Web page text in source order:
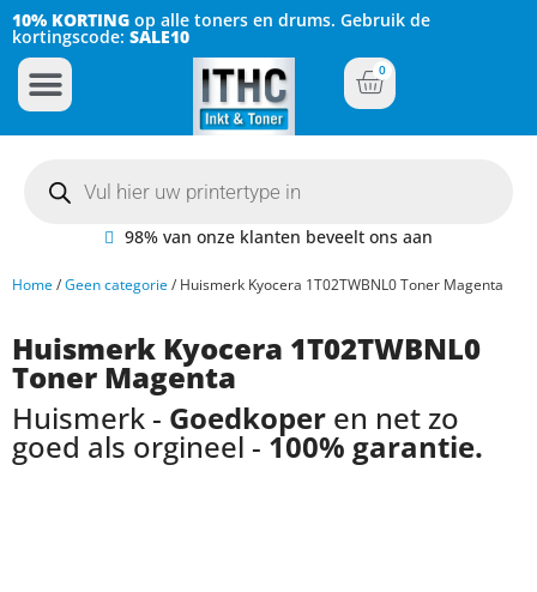
10% KORTING op alle toners en drums. Gebruik de
kortingscode: SALE10
0
98% van onze klanten beveelt ons aan
Home/Geen categorie/ Huismerk Kyocera 1T02TWBNL0 Toner Magenta
Huismerk Kyocera 1T02TWBNL0
Toner Magenta
Huismerk - Goedkoper en net zo
goed als orgineel - 100% garantie.